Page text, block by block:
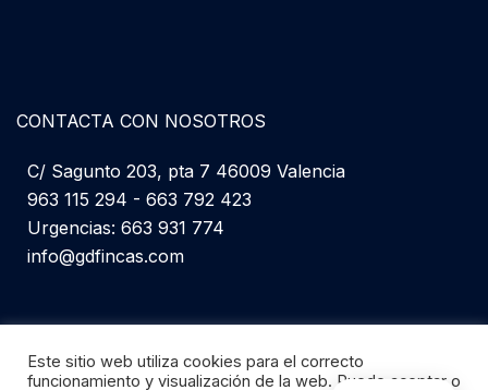
CONTACTA CON NOSOTROS
C/ Sagunto 203, pta 7 46009 Valencia
963 115 294 - 663 792 423
Urgencias: 663 931 774
info@gdfincas.com
Este sitio web utiliza cookies para el correcto
funcionamiento y visualización de la web. Puede aceptar o